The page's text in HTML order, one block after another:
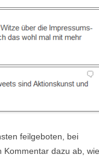
feilgeboten, bei
Kommentar dazu ab, wie